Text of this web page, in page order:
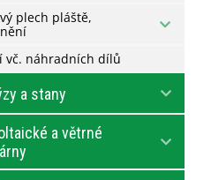
plech pláště,
vč. náhradních dílů
a stany
a větrné